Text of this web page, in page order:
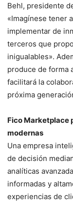
Behl, presidente
«Imagínese tener
implementar de
terceros que
inigualables».
produce de forma
facilitará la
próxima
Fico Marketplace
modernas
Una empresa
de decisión
analíticas
informadas y
experiencias de